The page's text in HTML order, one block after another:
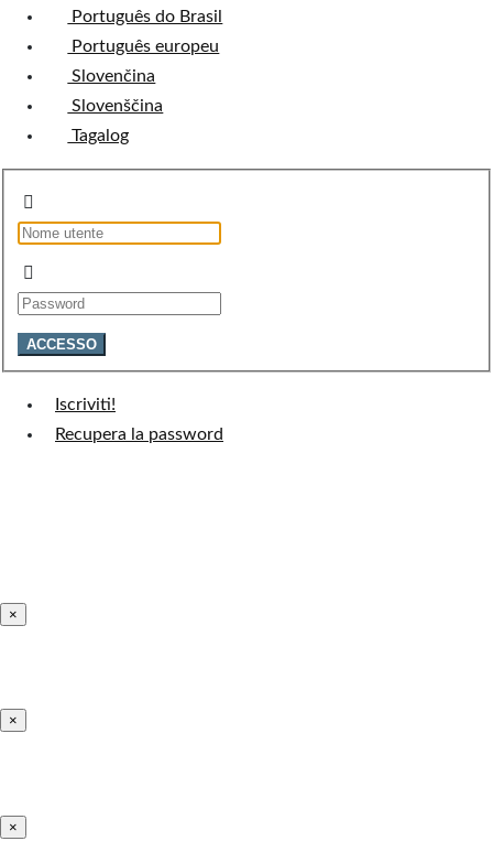
Português do Brasil
Português europeu
Slovenčina
Slovenščina
Tagalog
ACCESSO
Iscriviti!
Recupera la password
×
×
×